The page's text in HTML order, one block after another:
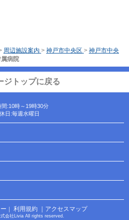
周辺施設案内 > 神戸市中央区 > 神戸市中央
病院
ジトップに戻る
間:10時～19時30分
日:毎週水曜日
｜ 利用規約 ｜アクセスマップ
会社Livia All rights reserved.